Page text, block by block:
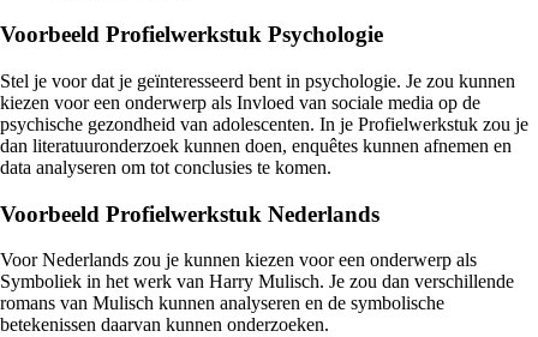
Voorbeeld Profielwerkstuk Psychologie
Stel je voor dat je geïnteresseerd bent in psychologie. Je zou kunnen
kiezen voor een onderwerp als Invloed van sociale media op de
psychische gezondheid van adolescenten. In je Profielwerkstuk zou je
dan literatuuronderzoek kunnen doen, enquêtes kunnen afnemen en
data analyseren om tot conclusies te komen.
Voorbeeld Profielwerkstuk Nederlands
Voor Nederlands zou je kunnen kiezen voor een onderwerp als
Symboliek in het werk van Harry Mulisch. Je zou dan verschillende
romans van Mulisch kunnen analyseren en de symbolische
betekenissen daarvan kunnen onderzoeken.